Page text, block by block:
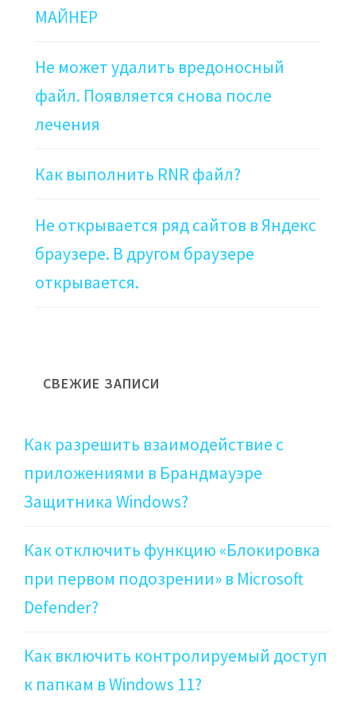
МАЙНЕР
Не может удалить вредоносный
файл. Появляется снова после
лечения
Как выполнить RNR файл?
Не открывается ряд сайтов в Яндекс
браузере. В другом браузере
открывается.
СВЕЖИЕ ЗАПИСИ
Как разрешить взаимодействие с
приложениями в Брандмауэре
Защитника Windows?
Как отключить функцию «Блокировка
при первом подозрении» в Microsoft
Defender?
Как включить контролируемый доступ
к папкам в Windows 11?